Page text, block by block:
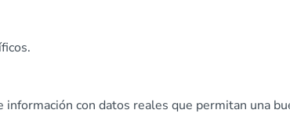
con datos reales que permitan una